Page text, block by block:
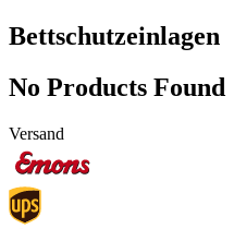
Bettschutzeinlagen
No Products Found
Versand